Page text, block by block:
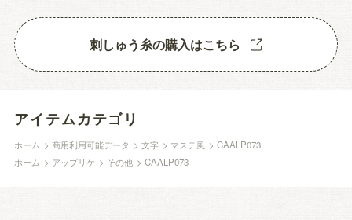
刺しゅう糸の購入はこちら
アイテムカテゴリ
ホーム >商用利用可能データ >文字 > マステ風 >CAALP073
ホーム > アップリケ > その他 >CAALP073